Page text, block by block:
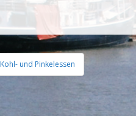
Kohl- und Pinkelessen